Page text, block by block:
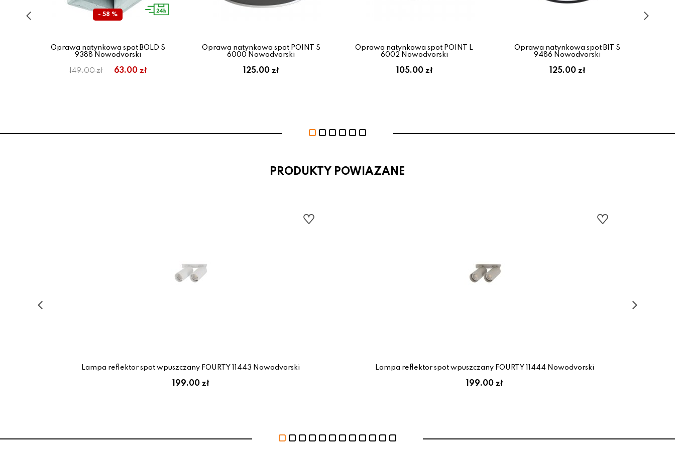
- 58 %
Oprawa natynkowa spot BOLD S
9388 Nowodvorski
149.00 zł 63.00 zł
Oprawa natynkowa spot POINT S
6000 Nowodvorski
125.00 zł
Oprawa natynkowa spot POINT L
6002 Nowodvorski
105.00 zł
Oprawa natynkowa spot BIT S
9486 Nowodvorski
125.00 zł
PRODUKTY POWIAZANE
Lampa reflektor spot wpuszczany FOURTY 11443 Nowodvorski
199.00 zł
Lampa reflektor spot wpuszczany FOURTY 11444 Nowodvorski
199.00 zł